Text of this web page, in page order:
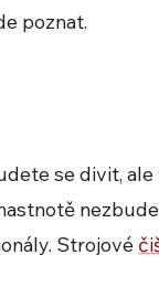
poznat.
se divit,
Strojové